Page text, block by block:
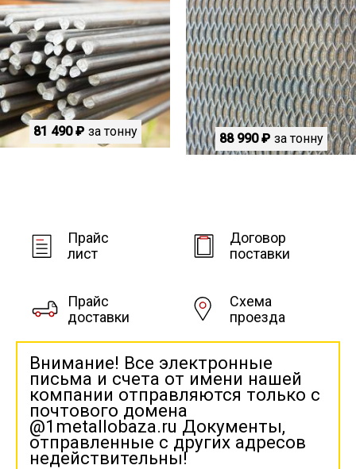
81 490 ₽ за тонну 88 990 ₽ за тонну
Прайс
лист
Договор
поставки
Прайс
доставки
Схема
проезда
Внимание! Все электронные
письма и счета от имени нашей
компании отправляются только с
почтового домена
@1metallobaza.ru Документы,
отправленные с других адресов
недействительны!